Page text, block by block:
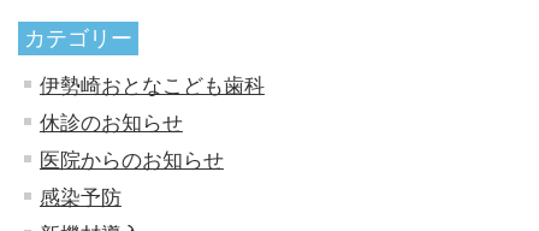
カテゴリー
伊勢崎おとなこども歯科
休診のお知らせ
医院からのお知らせ
感染予防